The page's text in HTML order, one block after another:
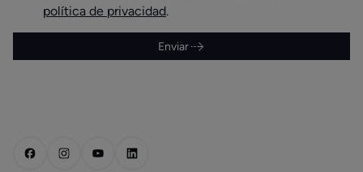
política de privacidad.
Enviar